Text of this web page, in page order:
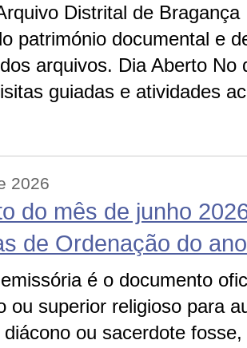
Distrital de
património documental e
arquivos. Dia Aberto No
guiadas e atividades
2026
do mês de junho
de Ordenação do
é o documento
ou superior religioso para
ou sacerdote